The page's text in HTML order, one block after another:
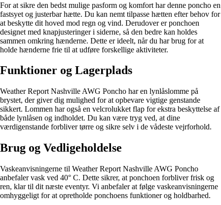
For at sikre den bedst mulige pasform og komfort har denne poncho en
fastsyet og justerbar hætte. Du kan nemt tilpasse hætten efter behov for
at beskytte dit hoved mod regn og vind. Derudover er ponchoen
designet med knapjusteringer i siderne, så den bedre kan holdes
sammen omkring hænderne. Dette er ideelt, når du har brug for at
holde hænderne frie til at udføre forskellige aktiviteter.
Funktioner og Lagerplads
Weather Report Nashville AWG Poncho har en lynlåslomme på
brystet, der giver dig mulighed for at opbevare vigtige genstande
sikkert. Lommen har også en velcrolukket flap for ekstra beskyttelse af
både lynlåsen og indholdet. Du kan være tryg ved, at dine
værdigenstande forbliver tørre og sikre selv i de vådeste vejrforhold.
Brug og Vedligeholdelse
Vaskeanvisningerne til Weather Report Nashville AWG Poncho
anbefaler vask ved 40° C. Dette sikrer, at ponchoen forbliver frisk og
ren, klar til dit næste eventyr. Vi anbefaler at følge vaskeanvisningerne
omhyggeligt for at opretholde ponchoens funktioner og holdbarhed.